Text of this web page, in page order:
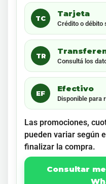
TC
Tarjeta
Crédito o débito
TR
Consultá los
EF
Efectivo
Disponible para
Las promociones,
pueden variar según
finalizar la compra.
Consultar